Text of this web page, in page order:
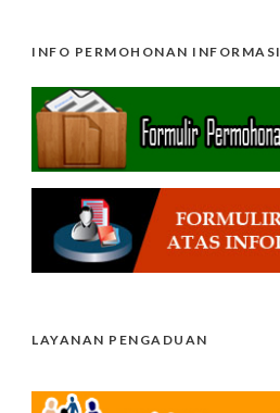
INFO PERMOHONAN INFORMASI
LAYANAN PENGADUAN